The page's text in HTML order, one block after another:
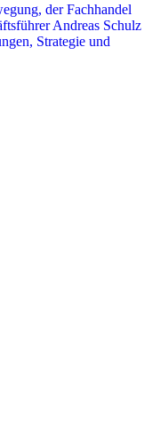
der Fachhandel
Andreas Schulz
Strategie und